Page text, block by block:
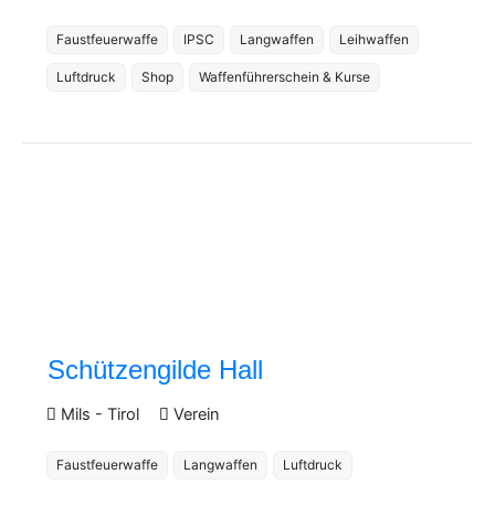
Faustfeuerwaffe IPSC Langwaffen Leihwaffen
Luftdruck Shop Waffenführerschein & Kurse
Schützengilde Hall
Mils - Tirol Verein
Faustfeuerwaffe Langwaffen Luftdruck